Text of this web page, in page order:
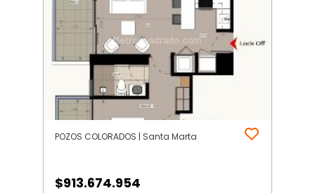
POZOS COLORADOS | Santa Marta
$913.674.954